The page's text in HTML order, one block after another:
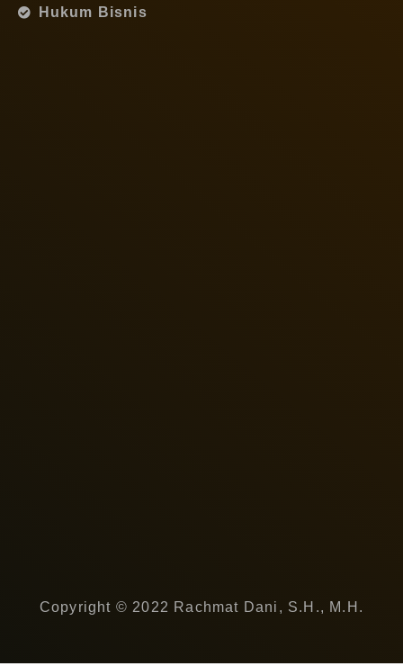
Hukum Bisnis
Copyright © 2022 Rachmat Dani, S.H., M.H.